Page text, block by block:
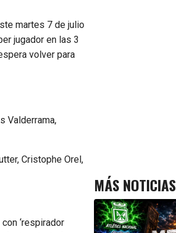
martes 7 de julio
jugador en las 3
volver para
Valderrama,
Cristophe Orel,
‘respirador
MÁS NOTICIAS